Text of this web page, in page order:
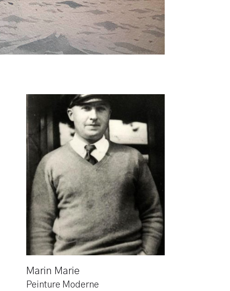
Marin Marie
Peinture Moderne